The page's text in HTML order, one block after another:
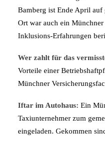
Bamberg ist Ende April auf
Ort war auch ein
Inklusions-Erfahrungen
Wer zahlt für das
Vorteile einer
Münchner
Iftar im Autohaus: Ein
Taxiunternehmer zum
eingeladen. Gekommen